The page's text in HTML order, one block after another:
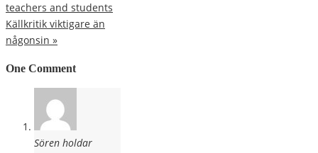
teachers and students
Källkritik viktigare än
någonsin »
One Comment
Sören holdar